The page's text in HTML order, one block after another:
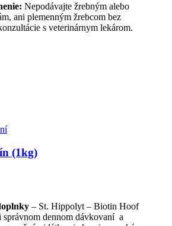
Nepodávajte žrebným alebo
ani plemenným žrebcom bez
s veterinárnym lekárom.
(1kg)
– St. Hippolyt – Biotin Hoof
správnom dennom dávkovaní a